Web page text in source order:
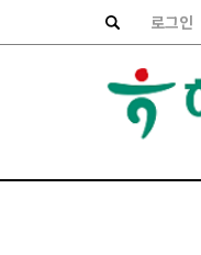
로그인